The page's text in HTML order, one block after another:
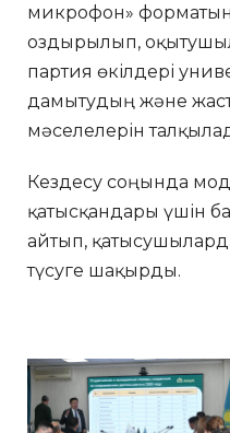
микрофон»
оздырылып,
партия өкілдері
дамытудың және
мәселелерін
Кездесу соңында
қатысқандары үшін
айтып,
түсуге шақырды.